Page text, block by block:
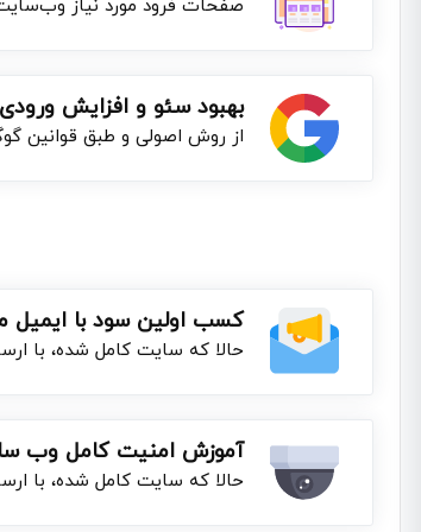
صفحات فرود مورد نیاز
بهبود سئو و افزایش
از روش اصولی و طبق قوانین
کسب اولین سود با ایمیل
حالا که سایت کامل شده، با
آموزش امنیت کامل وب
حالا که سایت کامل شده، با